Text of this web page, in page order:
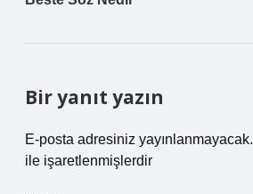
Bir yanıt yazın
E-posta adresiniz yayınlanmayacak.
ile işaretlenmişlerdir